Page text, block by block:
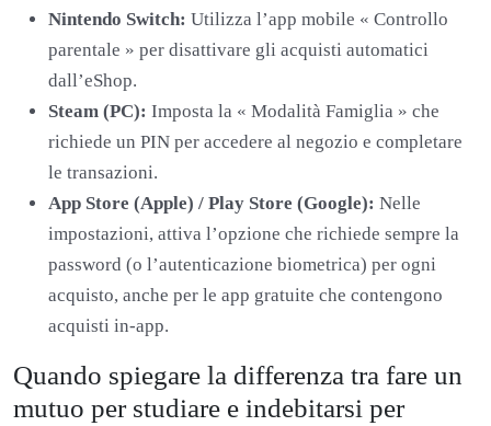
Nintendo Switch: Utilizza l’app mobile « Controllo
parentale » per disattivare gli acquisti automatici
dall’eShop.
Steam (PC): Imposta la « Modalità Famiglia » che
richiede un PIN per accedere al negozio e completare
le transazioni.
App Store (Apple) / Play Store (Google): Nelle
impostazioni, attiva l’opzione che richiede sempre la
password (o l’autenticazione biometrica) per ogni
acquisto, anche per le app gratuite che contengono
acquisti in-app.
Quando spiegare la differenza tra fare un
mutuo per studiare e indebitarsi per